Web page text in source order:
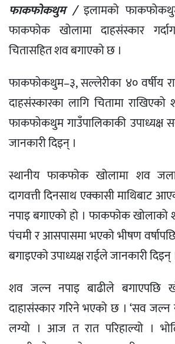
फाकफोकथुम /इलामको
फाकफोक खोलामा दाहसंस्कार
चितासहित शव बगाएको छ ।
फाकफोकथुम–३, सल्लेरीका ४० वर्षीय
दाहसंस्कारका लागि चितामा
फाकफोकथुम गाउँपालिकाकी उपाध्यक्ष
जानकारी दिइन् ।
स्थानीय फाकफोक खोलामा शव
दागवत्ती दिनसाथ एक्कासी माथिबाट
नपाइ बगाएको हो । फाकफोक खोलाको
पंचमी र आसपासमा भएको भीषण
बगाइएको उपाध्यक्ष राईले जानकारी दिइन्
शव जल्न नपाइ बाढीले बगाएपछि
दाहासंस्कार गरिने भएको छ । ‘सव जल्न
लग्यो । आज त रात परिहाल्यो ।